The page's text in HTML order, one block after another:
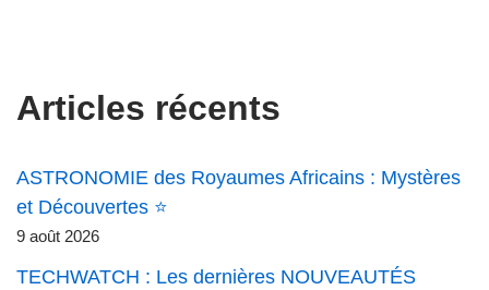
Articles récents
ASTRONOMIE des Royaumes Africains : Mystères
et Découvertes ⭐
9 août 2026
TECHWATCH : Les dernières NOUVEAUTÉS